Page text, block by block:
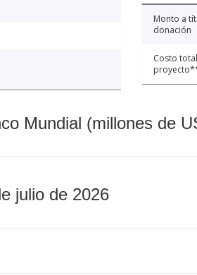
Monto a
donación
Costo
Mundial (millones de
julio de 2026